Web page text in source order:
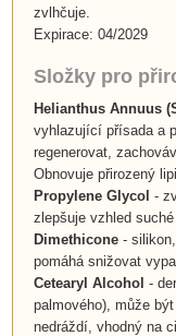
zvlhčuje.
Expirace: 04/2029
Složky pro
Helianthus Annuus(
vyhlazující přísada a
regenerovat,
Obnovuje přirozený
Propylene Glycol -
zlepšuje vzhled
Dimethicone- silikon,
pomáhá snižovat
Cetearyl Alcohol -
palmového), může
nedráždí, vhodný na